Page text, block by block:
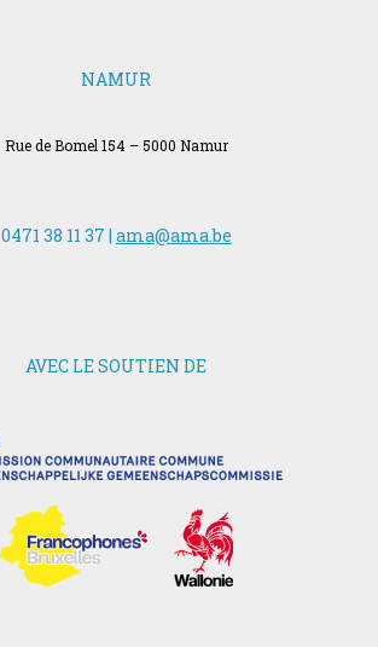
NAMUR
Rue de Bomel 154 – 5000 Namur
0471 38 11 37 | ama@ama.be
AVEC LE SOUTIEN DE